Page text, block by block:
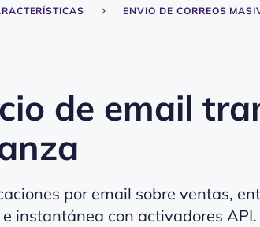
ENVIO DE CORREOS
de email
por email sobre ventas,
instantánea con activadores API.